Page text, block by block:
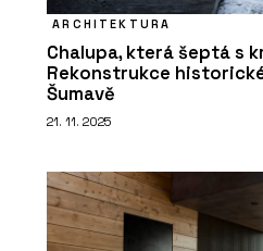
ARCHITEKTURA
Chalupa, která šeptá s
Rekonstrukce
Šumavě
21. 11. 2025